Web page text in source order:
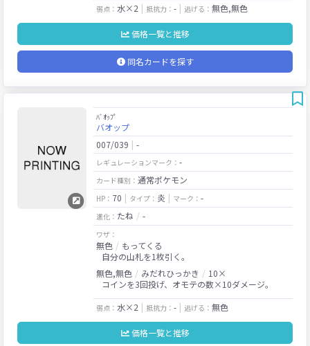
弱点： 水×2 抵抗力： - 逃げる： 無色,無色
価格一覧と推移
同名カードを探す
ﾊﾞｵｯﾌﾟ
バオップ
007/039
-
レギュレーションマーク： -
カード種別： 通常ポケモン
HP： 70 タイプ： 炎 マーク： -
進化： たね -
ワザ：
無色
もってくる
自分の山札を1枚引く。
無色,無色
みだれひっかき
10×
コインを3回投げ、オモテの数×10ダメージ。
弱点： 水×2 抵抗力： - 逃げる： 無色
価格一覧と推移